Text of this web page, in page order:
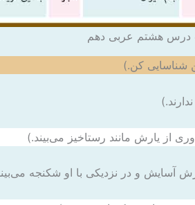
درس هشتم عربی دهم
شناسایی کن.)